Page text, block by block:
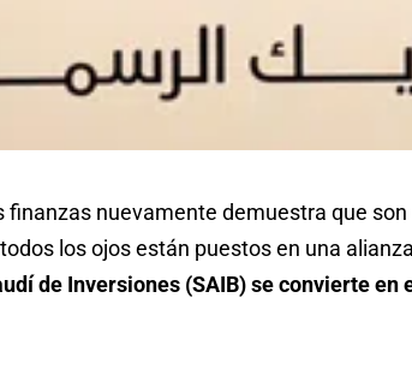
finanzas nuevamente demuestra que
los ojos están puestos en una
de Inversiones (SAIB) se convierte